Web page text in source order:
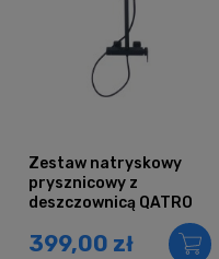
Zestaw natryskowy
prysznicowy z
deszczownicą QATRO
399,00 zł